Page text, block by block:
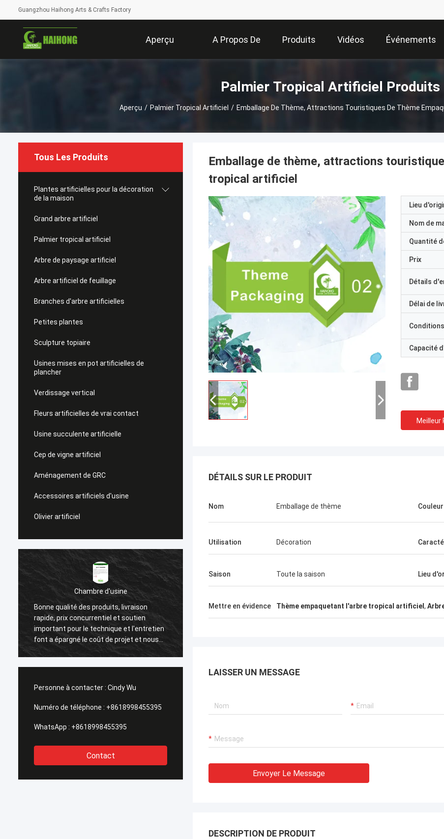
Guangzhou Haihong Arts & Crafts Factory
Aperçu A Propos De
Nous
Produits Vidéos Événements
Palmier Tropical Artificiel Produits
Aperçu / Palmier Tropical Artificiel / Emballage De Thème, Attractions Touristiques De Thème
Tous Les Produits
Plantes artificielles pour la décoration
de la maison
Grand arbre artificiel
Palmier tropical artificiel
Arbre de paysage artificiel
Arbre artificiel de feuillage
Branches d'arbre artificielles
Petites plantes
Sculpture topiaire
Usines mises en pot artificielles de
plancher
Verdissage vertical
Fleurs artificielles de vrai contact
Usine succulente artificielle
Cep de vigne artificiel
Aménagement de GRC
Accessoires artificiels d'usine
Olivier artificiel
Chambre d'usine
des produits, livraison
concurrentiel et soutien
le technique et l'entretien
le coût de projet et nous
un bon nombre de
et coopération pendant les
Nous avons choisi la société de Haihong
après une longue surveillance, plus de
haute qualité de leurs produits, grande
attention aux détails, et soin élevé de
client. Ils nous ont toujours assuré un
assuré un 一 de service professionnel
permis et aux services de maintenance à
Personne à contacter : Cindy Wu
Numéro de téléphone : +8618998455395
WhatsApp : +8618998455395
Contact
Emballage de thème, attractions
tropical artificiel
Lieu
Nom de
Quantité
Prix
Détails
Délai de
Capacité
Meilleur
DÉTAILS SUR LE PRODUIT
Nom Emballage de thème Couleur
Utilisation Décoration
Saison Toute la saison Lieu
Mettre en évidence Thème empaquetant l'arbre tropical artificiel ,
LAISSER UN MESSAGE
Envoyer Le Message
DESCRIPTION DE PRODUIT